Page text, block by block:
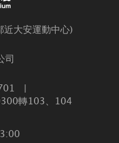
近大安運動中心)
司
轉103、104